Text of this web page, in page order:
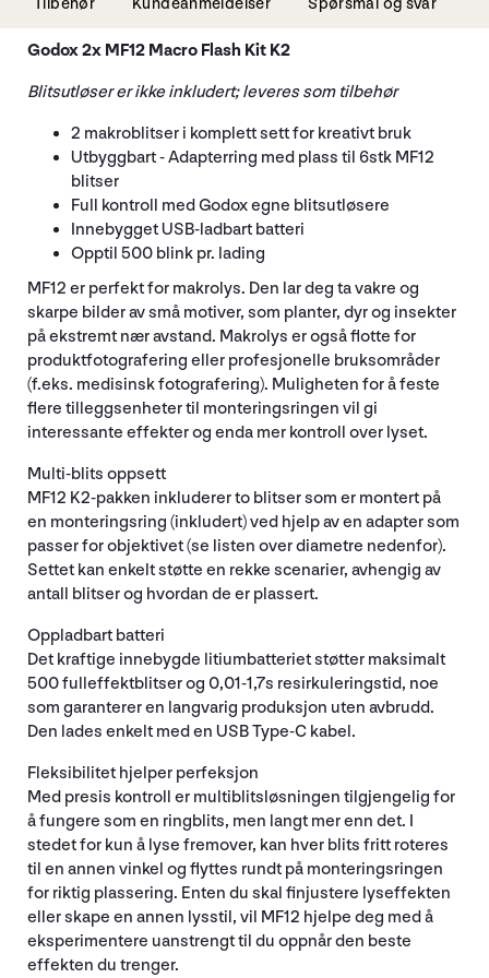
Godox 2x MF12 Macro Flash Kit K2
Blitsutløser er ikke inkludert; leveres som tilbehør
2 makroblitser i komplett sett for kreativt bruk
Utbyggbart - Adapterring med plass til 6stk MF12
blitser
Full kontroll med Godox egne blitsutløsere
Innebygget USB-ladbart batteri
Opptil 500 blink pr. lading
MF12 er perfekt for makrolys. Den lar deg ta vakre og
skarpe bilder av små motiver, som planter, dyr og insekter
på ekstremt nær avstand. Makrolys er også flotte for
produktfotografering eller profesjonelle bruksområder
(f.eks. medisinsk fotografering). Muligheten for å feste
flere tilleggsenheter til monteringsringen vil gi
interessante effekter og enda mer kontroll over lyset.
Multi-blits oppsett
MF12 K2-pakken inkluderer to blitser som er montert på
en monteringsring (inkludert) ved hjelp av en adapter som
passer for objektivet (se listen over diametre nedenfor).
Settet kan enkelt støtte en rekke scenarier, avhengig av
antall blitser og hvordan de er plassert.
Oppladbart batteri
Det kraftige innebygde litiumbatteriet støtter maksimalt
500 fulleffektblitser og 0,01-1,7s resirkuleringstid, noe
som garanterer en langvarig produksjon uten avbrudd.
Den lades enkelt med en USB Type-C kabel.
Fleksibilitet hjelper perfeksjon
Med presis kontroll er multiblitsløsningen tilgjengelig for
å fungere som en ringblits, men langt mer enn det. I
stedet for kun å lyse fremover, kan hver blits fritt roteres
til en annen vinkel og flyttes rundt på monteringsringen
for riktig plassering. Enten du skal finjustere lyseffekten
eller skape en annen lysstil, vil MF12 hjelpe deg med å
eksperimentere uanstrengt til du oppnår den beste
effekten du trenger.